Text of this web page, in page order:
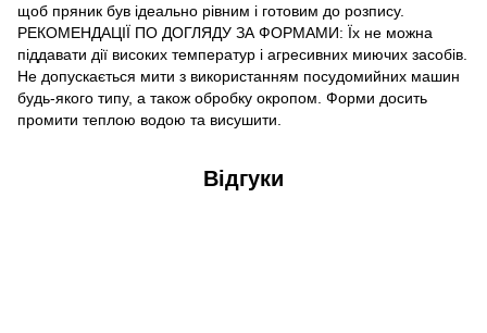
щоб пряник був ідеально рівним і готовим до розпису.
РЕКОМЕНДАЦІЇ ПО ДОГЛЯДУ ЗА ФОРМАМИ: Їх не можна
піддавати дії високих температур і агресивних миючих засобів.
Не допускається мити з використанням посудомийних машин
будь-якого типу, а також обробку окропом. Форми досить
промити теплою водою та висушити.
Відгуки